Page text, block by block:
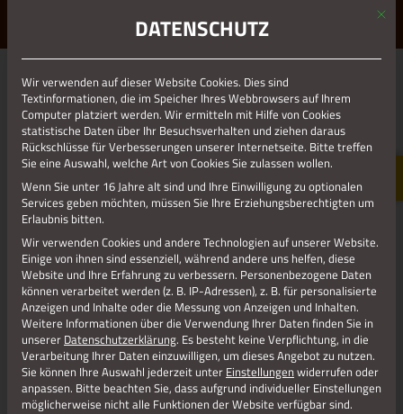
ERLEBE STOLBERG.ERLEBE DICH.
01.01.1970
DORFF_KIRCHE
Mit
DATENSCHUTZ
Wir verwenden auf dieser Website Cookies. Dies sind
Textinformationen, die im Speicher Ihres Webbrowsers auf Ihrem
Computer platziert werden. Wir ermitteln mit Hilfe von Cookies
statistische Daten über Ihr Besuchsverhalten und ziehen daraus
Rückschlüsse für Verbesserungen unserer Internetseite. Bitte treffen
Sie eine Auswahl, welche Art von Cookies Sie zulassen wollen.
Wenn Sie unter 16 Jahre alt sind und Ihre Einwilligung zu optionalen
Services geben möchten, müssen Sie Ihre Erziehungsberechtigten um
Erlaubnis bitten.
Wir verwenden Cookies und andere Technologien auf unserer Website.
Einige von ihnen sind essenziell, während andere uns helfen, diese
Website und Ihre Erfahrung zu verbessern. Personenbezogene Daten
können verarbeitet werden (z. B. IP-Adressen), z. B. für personalisierte
Anzeigen und Inhalte oder die Messung von Anzeigen und Inhalten.
Weitere Informationen über die Verwendung Ihrer Daten finden Sie in
unserer Datenschutzerklärung. Es besteht keine Verpflichtung, in die
Verarbeitung Ihrer Daten einzuwilligen, um dieses Angebot zu nutzen.
Sie können Ihre Auswahl jederzeit unter Einstellungen widerrufen oder
anpassen. Bitte beachten Sie, dass aufgrund individueller Einstellungen
möglicherweise nicht alle Funktionen der Website verfügbar sind.